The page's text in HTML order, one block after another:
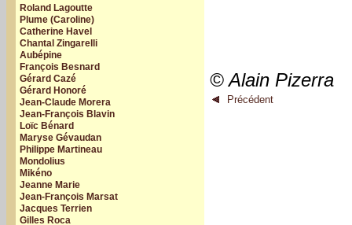
Roland Lagoutte
Plume (Caroline)
Catherine Havel
Chantal Zingarelli
Aubépine
François Besnard
Gérard Cazé
Gérard Honoré
Jean-Claude Morera
Jean-François Blavin
Loïc Bénard
Maryse Gévaudan
Philippe Martineau
Mondolius
Mikéno
Jeanne Marie
Jean-François Marsat
Jacques Terrien
Gilles Roca
© Alain Pizerra
Précédent